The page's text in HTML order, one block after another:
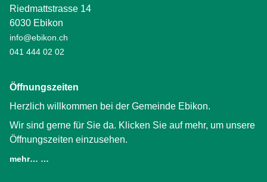
Riedmattstrasse 14
6030 Ebikon
info@ebikon.ch
041 444 02 02
Öffnungszeiten
Herzlich willkommen bei der Gemeinde Ebikon.
Wir sind gerne für Sie da. Klicken Sie auf mehr, um unsere
Öffnungszeiten einzusehen.
mehr… …